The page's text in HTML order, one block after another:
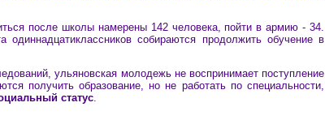
после школы намерены 142 человека, пойти в армию - 34.
собираются продолжить обучение в
ульяновская молодежь не воспринимает поступление
получить образование, но не работать по специальности,
статус